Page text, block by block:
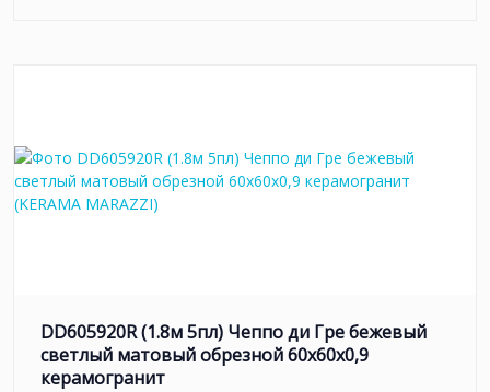
DD605920R (1.8м 5пл) Чеппо ди Гре бежевый
светлый матовый обрезной 60x60x0,9
керамогранит